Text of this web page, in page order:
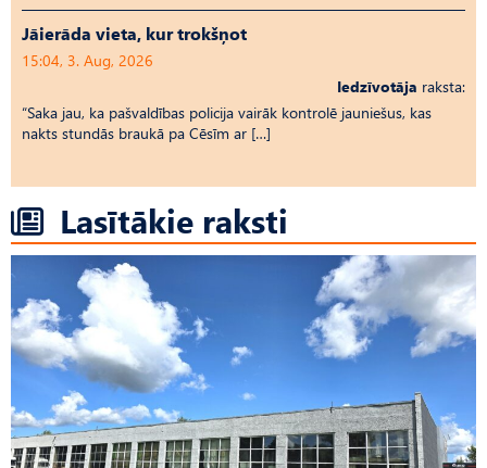
Jāierāda vieta, kur trokšņot
15:04, 3. Aug, 2026
Iedzīvotāja raksta:
“Saka jau, ka pašvaldības policija vairāk kontrolē jauniešus, kas
nakts stundās braukā pa Cēsīm ar […]
Lasītākie raksti